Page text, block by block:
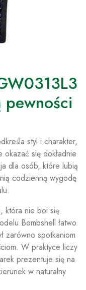
styl i charakter,
okazać się dokładnie
dla osób, które lubią
codzienną wygodę
która nie boi się
Bombshell łatwo
zarówno spotkaniom
W praktyce liczy
prezentuje się na
w naturalny